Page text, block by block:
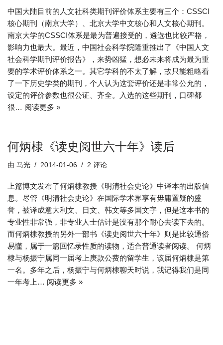
中国大陆目前的人文社科类期刊评价体系主要有三个：CSSCI
核心期刊（南京大学）、北京大学中文核心和人文核心期刊。
南京大学的CSSCI体系是最为普遍接受的，遴选也比较严格，
影响力也最大。最近，中国社会科学院隆重推出了《中国人文
社会科学期刊评价报告》，来势凶猛，想必未来将成为最为重
要的学术评价体系之一。其它学科的不太了解，故只能粗略看
了一下历史学类的期刊，个人认为这套评价还是非常公允的，
设定的评价参数也很公证、齐全。入选的这些期刊，口碑都
很… 阅读更多 »
何炳棣《读史阅世六十年》读后
由 马光 2014-01-06 2 评论
上篇博文发布了何炳棣教授《明清社会史论》中译本的出版信
息。尽管《明清社会史论》在国际学术界享有毋庸置疑的盛
誉，被译成意大利文、日文、韩文等多国文字，但是这本书的
专业性非常强，非专业人士估计是没有那个耐心去读下去的。
而何炳棣教授的另外一部书《读史阅世六十年》则是比较通俗
易懂，属于一篇回忆录性质的读物，适合普通读者阅读。 何炳
棣与杨振宁属同一届考上庚款公费的留学生，该届何炳棣是第
一名。多年之后，杨振宁与何炳棣聊天时说，我记得我们是同
一年考上… 阅读更多 »